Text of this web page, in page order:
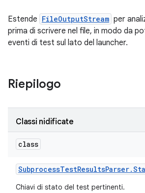
Estende FileOutputStream per
prima di scrivere nel file, in modo da
eventi di test sul lato del launcher.
Riepilogo
Classi nidificate
class
SubprocessTestResultsParser.
Chiavi di stato del test pertinenti.